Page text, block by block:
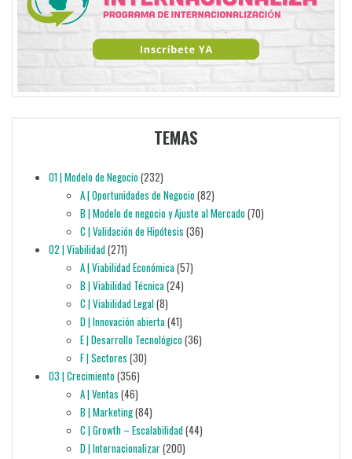
TEMAS
01 | Modelo de Negocio(232)
A | Oportunidades de Negocio(82)
B | Modelo de negocio y Ajuste al Mercado(70)
C | Validación de Hipótesis (36)
02 | Viabilidad(271)
A | Viabilidad Económica(57)
B | Viabilidad Técnica(24)
C | Viabilidad Legal(8)
D | Innovación abierta(41)
E | Desarrollo Tecnológico(36)
F | Sectores (30)
03 | Crecimiento(356)
A | Ventas (46)
B | Marketing(84)
C | Growth – Escalabilidad(44)
D | Internacionalizar(200)